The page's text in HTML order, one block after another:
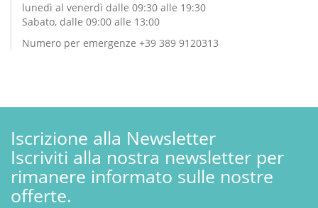
lunedì al venerdì dalle 09:30 alle 19:30
Sabato, dalle 09:00 alle 13:00
Numero per emergenze +39 389 9120313
Iscrizione alla Newsletter
Iscriviti alla nostra newsletter per
rimanere informato sulle nostre
offerte.